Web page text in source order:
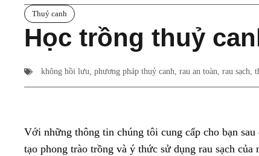
Thuỷ canh
Học trồng thuỷ
không hồi lưu, phương pháp thuỷ canh, rau an toàn, rau sạch,
Với những thông tin chúng tôi cung cấp cho bạn
tạo phong trào trồng và ý thức sử dụng rau sạch